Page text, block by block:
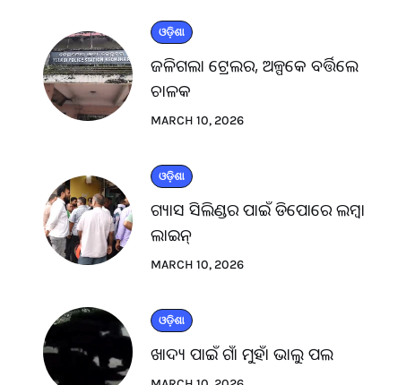
ଓଡ଼ିଶା
ଜଳିଗଲା ଟ୍ରେଲର, ଅଳ୍ପକେ ବର୍ତ୍ତିଲେ
ଚାଳକ
MARCH 10, 2026
ଓଡ଼ିଶା
ଗ୍ୟାସ ସିଲିଣ୍ଡର ପାଇଁ ଡିପୋରେ ଲମ୍ବା
ଲାଇନ୍
MARCH 10, 2026
ଓଡ଼ିଶା
ଖାଦ୍ୟ ପାଇଁ ଗାଁ ମୁହାଁ ଭାଲୁ ପଲ